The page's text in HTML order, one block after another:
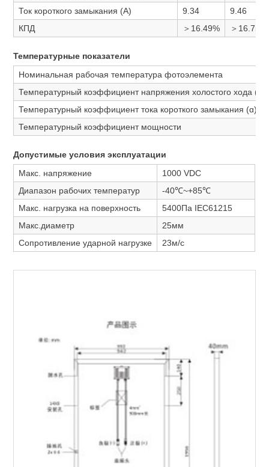
Ток короткого замыкания (А)
9.34
9.46
КПД
＞16.49% ＞16.75%
Температурные показатели
Номинальная рабочая температура фотоэлемента
Температурный коэффициент напряжения холостого хода (ß)
Температурный коэффициент тока короткого замыкания (ɑ)
Температурный коэффициент мощности
Допустимые условия эксплуатации
Макс. напряжение
1000 VDC
Диапазон рабочих температур
-40℃~+85℃
Макс. нагрузка на поверхность
5400Пa IEC61215
Макс.диаметр
25мм
Сопротивление ударной нагрузке
23м/с